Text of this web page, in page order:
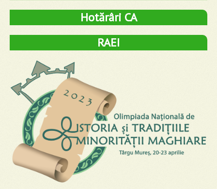
Hotărâri CA
RAEI